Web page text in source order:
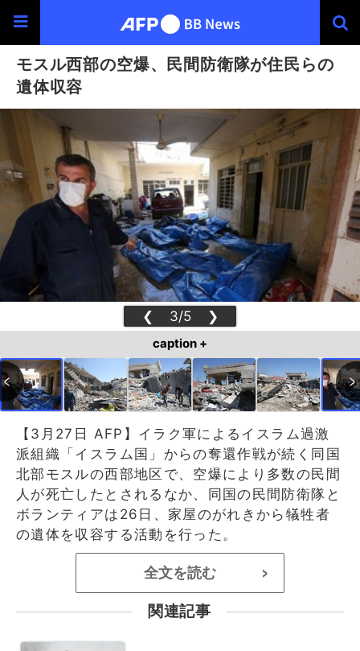
モスル西部の空爆、民間防衛隊が住民らの
遺体収容
❮ 3/5 ❯
caption +
【3月27日 AFP】イラク軍によるイスラム過激
派組織「イスラム国」からの奪還作戦が続く同国
北部モスルの西部地区で、空爆により多数の民間
人が死亡したとされるなか、同国の民間防衛隊と
ボランティアは26日、家屋のがれきから犠牲者
の遺体を収容する活動を行った。
全文を読む >
関連記事